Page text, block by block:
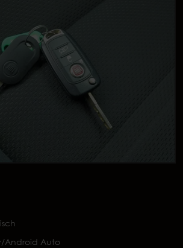
Android Auto